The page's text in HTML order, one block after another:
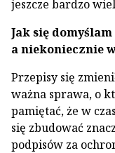
jeszcze bardzo
Jak się
a niekoniecznie
Przepisy się
ważna sprawa, o
pamiętać, że w
się zbudować
podpisów za